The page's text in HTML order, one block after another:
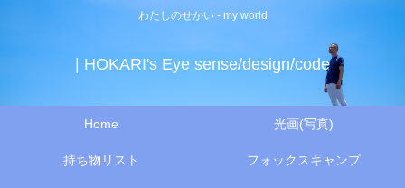
わたしのせかい - my world
| HOKARI's Eye sense/design/code
Home 光画(写真)
持ち物リスト フォックスキャンプ